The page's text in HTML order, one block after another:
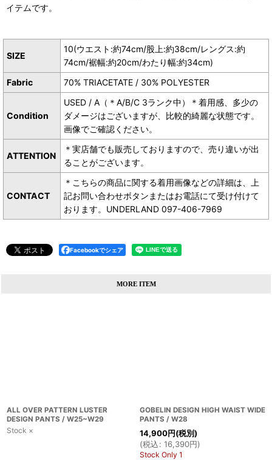
イテムです。
SIZE
10(ウエスト:約74cm/股上:約38cm/レングス:約
74cm/裾幅:約20cm/わたり幅:約34cm)
Fabric
70% TRIACETATE / 30% POLYESTER
Condition
USED / A（＊A/B/C 3ランク中）＊着用感、多少の
ダメージはございますが、比較的綺麗な状態です。
画像でご確認ください。
ATTENTION
＊実店舗でも販売しておりますので、売り違いが出
ることがございます。
CONTACT
＊こちらの商品に関する着用画像などの詳細は、上
記お問い合わせボタンまたはお電話にて受け付けて
おります。UNDERLAND 097-406-7969
Facebookでシェア
MORE ITEM
ALL OVER PATTERN LUSTER
DESIGN PANTS / W25~W29
Stock ×
GOBELIN DESIGN HIGH WAIST WIDE
PANTS / W28
14,900円(税別)
(税込: 16,390円)
Stock Only 1